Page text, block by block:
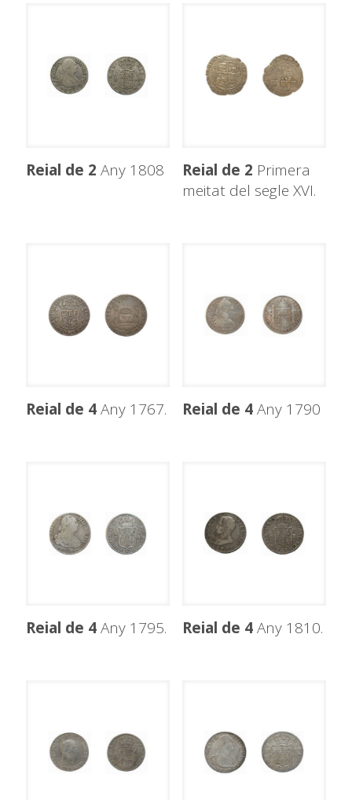
Reial de 2 Any 1808 Reial de 2 Primera
meitat del segle XVI.
Reial de 4Any 1767. Reial de 4Any 1790
Reial de 4Any 1795. Reial de 4Any 1810.